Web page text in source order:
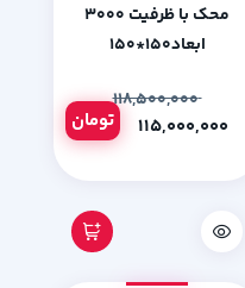
محک با ظرفیت 3000
ابعاد150*150
۱۱۸,۵۰۰,۰۰۰
تومان